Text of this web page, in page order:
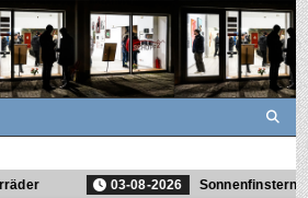
für Demokratie- und Soziokultur in
03-08-2026 Sonnenfinsternis am